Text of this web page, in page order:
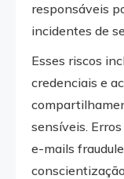
responsáveis
incidentes de
Esses riscos
credenciais e
sensíveis.
e-mails